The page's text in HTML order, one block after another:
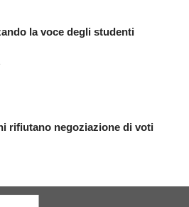
la voce degli studenti
rifiutano negoziazione di voti